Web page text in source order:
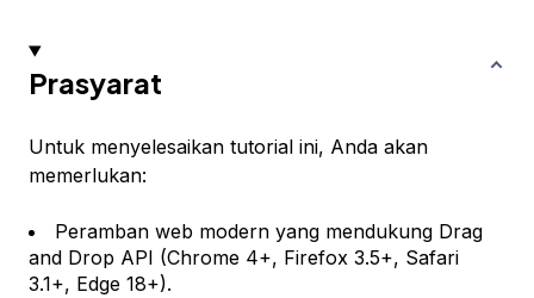
Prasyarat
Untuk menyelesaikan tutorial ini, Anda akan
memerlukan:
Peramban web modern yang mendukung Drag
and Drop API (Chrome 4+, Firefox 3.5+, Safari
3.1+, Edge 18+).